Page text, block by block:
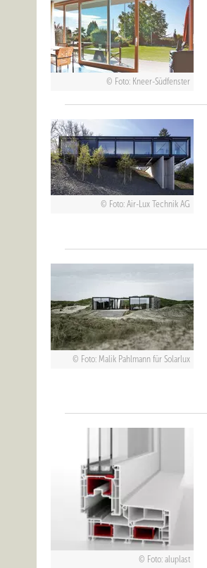
Foto: Kneer-Südfenster
Foto: Air-Lux Technik AG
Foto: Malik Pahlmann für Solarlux
Foto: aluplast